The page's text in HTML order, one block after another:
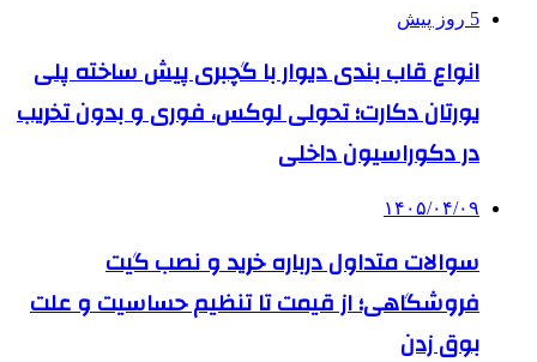
5 روز پیش
انواع قاب بندی دیوار با گچبری پیش ساخته پلی
یورتان دکارت؛ تحولی لوکس، فوری و بدون تخریب
در دکوراسیون داخلی
۱۴۰۵/۰۴/۰۹
سوالات متداول درباره خرید و نصب گیت
فروشگاهی؛ از قیمت تا تنظیم حساسیت و علت
بوق زدن